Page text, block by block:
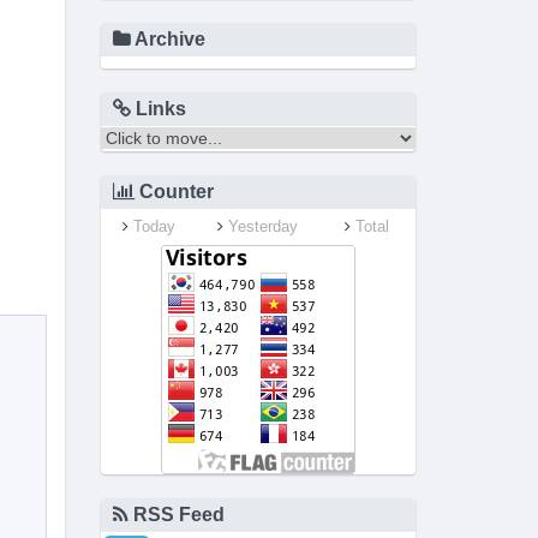
Archive
Links
Counter
Today Yesterday Total
RSS Feed